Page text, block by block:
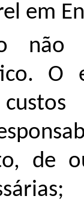
em
não
O
de